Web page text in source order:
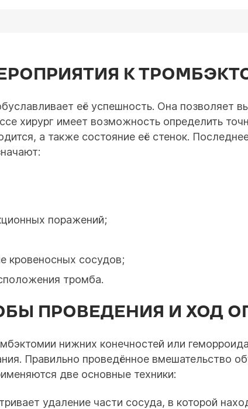
К
её успешность. Она позволяет
хирург имеет возможность определить
а также состояние её стенок.
поражений;
кровеносных сосудов;
тромба.
ПРОВЕДЕНИЯ И ХОД
нижних конечностей или
Правильно проведённое вмешательство
две основные техники:
удаление части сосуда, в которой